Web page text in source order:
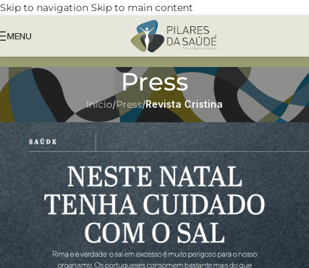
Skip to navigation Skip to main content
MENU
Press
Início/Press/Revista Cristina